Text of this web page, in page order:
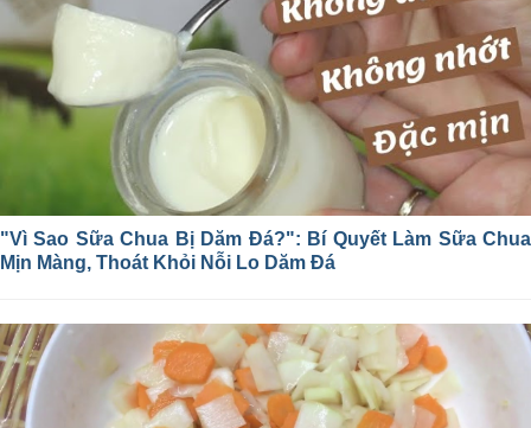
"Vì Sao Sữa Chua Bị Dăm Đá?": Bí Quyết Làm Sữa Chua
Mịn Màng, Thoát Khỏi Nỗi Lo Dăm Đá